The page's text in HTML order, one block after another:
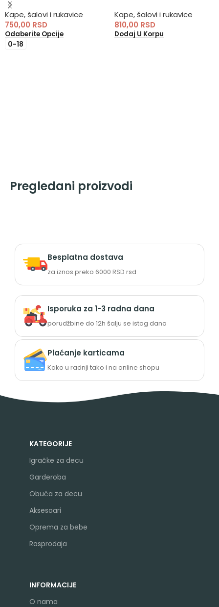
Kape, šalovi i rukavice
750,00 RSD
Odaberite Opcije
0-18
Kape, šalovi i rukavice
810,00 RSD
Dodaj U Korpu
Pregledani proizvodi
Besplatna dostava
za iznos preko 6000 RSD rsd
Isporuka za 1-3 radna dana
porudžbine do 12h šalju se istog dana
Plaćanje karticama
Kako u radnji tako i na online shopu
KATEGORIJE
Igračke za decu
Garderoba
Obuća za decu
Aksesoari
Oprema za bebe
Rasprodaja
INFORMACIJE
O nama